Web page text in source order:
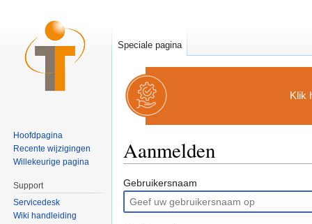
Klik
Aanmelden
Gebruikersnaam
Speciale pagina
Hoofdpagina
Recente wijzigingen
Willekeurige pagina
Support
Servicedesk
Wiki handleiding